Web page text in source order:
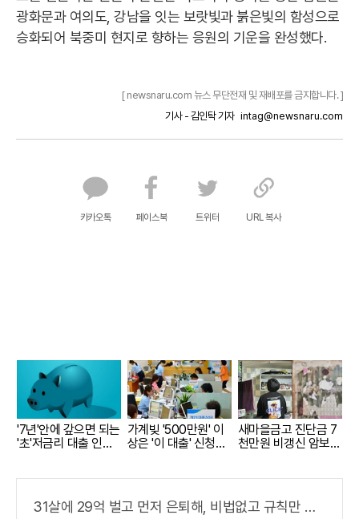
광화문과 여의도, 강남을 잇는 보랏빛과 붉은빛의 함성으로
승화되어 북중미 현지로 향하는 응원의 기운을 완성했다.
[ newsnaru.com 뉴스 무단전재 및 재배포를 금지합니다. ]
기사 - 김인탁 기자 intag@newsnaru.com
카카오톡 페이스북 트위터 URL 복사
'7년'안에 갚으면 되는
'초'저금리 대출 인
가계빚 '500만원' 이
상은 '이 대출' 신청해
새마을금고 진단금 7
천만원 비갱신 암보험
31살에 29억 벌고 먼저 은퇴해, 비법없고 규칙만 지켰다!